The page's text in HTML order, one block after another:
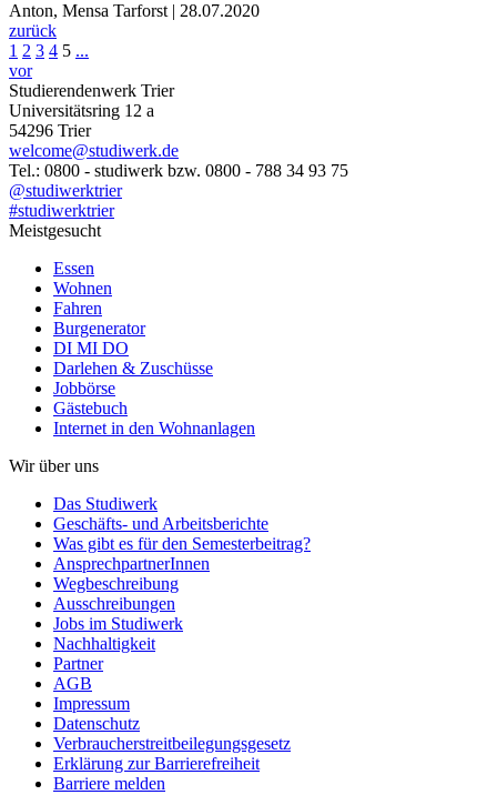
Anton, Mensa Tarforst | 28.07.2020
zurück
1 2 3 4 5 ...
vor
Studierendenwerk Trier
Universitätsring 12 a
54296 Trier
welcome@studiwerk.de
Tel.: 0800 - studiwerk bzw. 0800 - 788 34 93 75
@studiwerktrier
#studiwerktrier
Meistgesucht
Essen
Wohnen
Fahren
Burgenerator
DI MI DO
Darlehen & Zuschüsse
Jobbörse
Gästebuch
Internet in den Wohnanlagen
Wir über uns
Das Studiwerk
Geschäfts- und Arbeitsberichte
Was gibt es für den Semesterbeitrag?
AnsprechpartnerInnen
Wegbeschreibung
Ausschreibungen
Jobs im Studiwerk
Nachhaltigkeit
Partner
AGB
Impressum
Datenschutz
Verbraucherstreitbeilegungsgesetz
Erklärung zur Barrierefreiheit
Barriere melden